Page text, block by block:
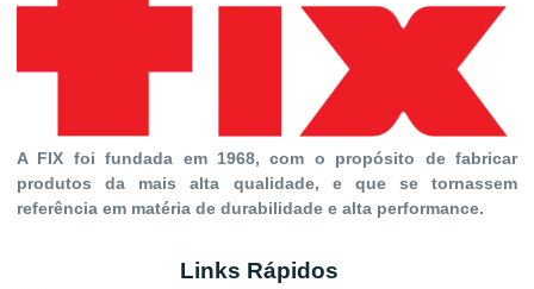
A FIX foi fundada em 1968, com o propósito de fabricar
produtos da mais alta qualidade, e que se tornassem
referência em matéria de durabilidade e alta performance.
Links Rápidos